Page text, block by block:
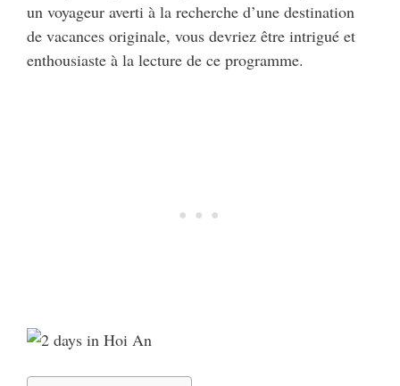
un voyageur averti à la recherche d’une destination
de vacances originale, vous devriez être intrigué et
enthousiaste à la lecture de ce programme.